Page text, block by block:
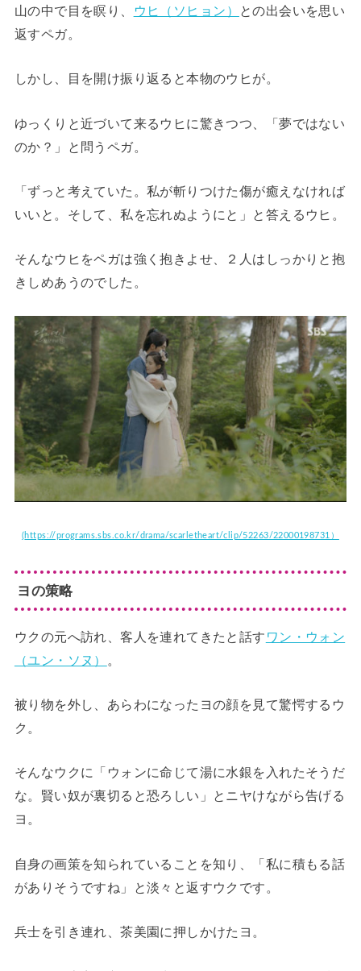
山の中で目を瞑り、 ウヒ（ソヒョン）
との出会いを思い
返すペガ。
しかし、目を開け振り返ると本物のウヒが。
ゆっくりと近づいて来るウヒに驚きつつ、「夢ではない
のか？」と問うペガ。
「ずっと考えていた。私が斬りつけた傷が癒えなければ
いいと。そして、私を忘れぬようにと」と答えるウヒ。
そんなウヒをペガは強く抱きよせ、２人はしっかりと抱
きしめあうのでした。
(https://programs.sbs.co.kr/drama/scarletheart/clip/52263/22000198731）
ヨの策略
ウクの元へ訪れ、客人を連れてきたと話す ワン・ウォン
（ユン・ソヌ）
。
被り物を外し、あらわになったヨの顔を見て驚愕するウ
ク。
そんなウクに「ウォンに命じて湯に水銀を入れたそうだ
な。賢い奴が裏切ると恐ろしい」とニヤけながら告げる
ヨ。
自身の画策を知られていることを知り、「私に積もる話
がありそうですね」と淡々と返すウクです。
兵士を引き連れ、茶美園に押しかけたヨ。